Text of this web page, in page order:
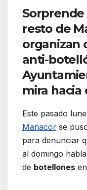
resto de
organizan
anti-
mira hacia
Este pasado
Manacor se
para denunciar
al domingo
de botellones